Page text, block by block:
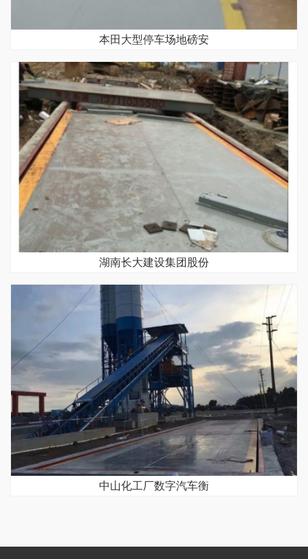
本田大型停车场地磅安
湖南长大建设集团股份
中山化工厂数字汽车衡